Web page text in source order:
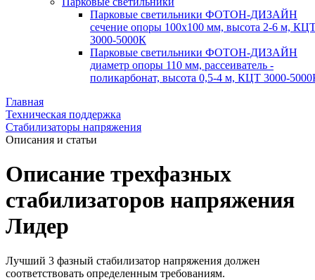
Парковые светильники ФОТОН-ДИЗАЙН
сечение опоры 100х100 мм, высота 2-6 м,
3000-5000К
Парковые светильники ФОТОН-ДИЗАЙН
диаметр опоры 110 мм, рассеиватель -
поликарбонат, высота 0,5-4 м, КЦТ 3000-
Главная
Техническая поддержка
Стабилизаторы напряжения
Описания и статьи
Описание трехфазных
стабилизаторов напряжения
Лидер
Лучший 3 фазный стабилизатор напряжения должен
соответствовать определенным требованиям.